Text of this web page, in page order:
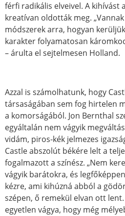
férfi radikális elveivel. A kihívást
kreatívan oldották meg.
módszerek arra, hogyan
karakter folyamatosan
– árulta el sejtelmesen Holland.
Azzal is számolhatunk, hogy
társaságában sem fog hirtelen
a komorságából. Jon Bernthal
egyáltalán nem vágyik
vidám, piros-kék jelmezes
Castle abszolút békére lelt a
fogalmazott a színész. „Nem
vágyik barátokra, és
kézre, ami kihúzná abból a
szépen, ő remekül elvan ott
egyetlen vágya, hogy még